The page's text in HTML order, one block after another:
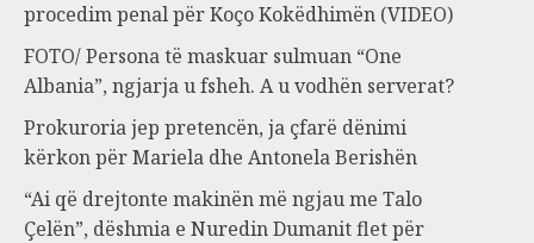
procedim penal për Koço Kokëdhimën (VIDEO)
FOTO/ Persona të maskuar sulmuan “One
Albania”, ngjarja u fsheh. A u vodhën serverat?
Prokuroria jep pretencën, ja çfarë dënimi
kërkon për Mariela dhe Antonela Berishën
“Ai që drejtonte makinën më ngjau me Talo
Çelën”, dëshmia e Nuredin Dumanit flet për